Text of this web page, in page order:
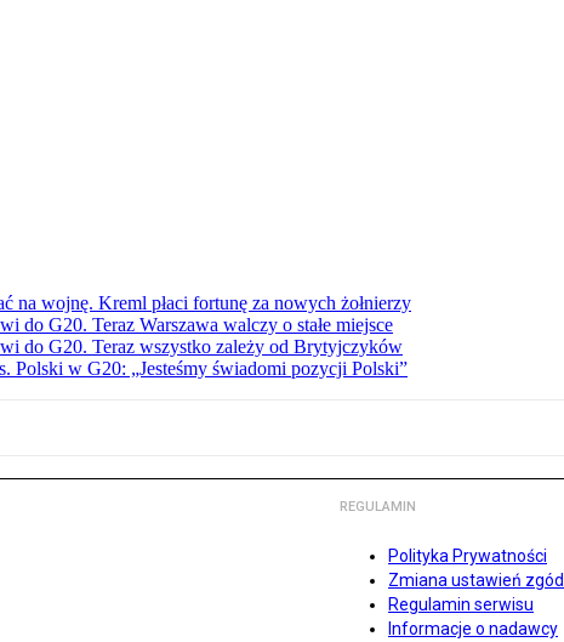
na wojnę. Kreml płaci fortunę za nowych żołnierzy
do G20. Teraz Warszawa walczy o stałe miejsce
do G20. Teraz wszystko zależy od Brytyjczyków
Polski w G20: „Jesteśmy świadomi pozycji Polski”
REGULAMIN
Polityka Prywatności
Zmiana ustawień zgód
Regulamin serwisu
Informacje o nadawcy